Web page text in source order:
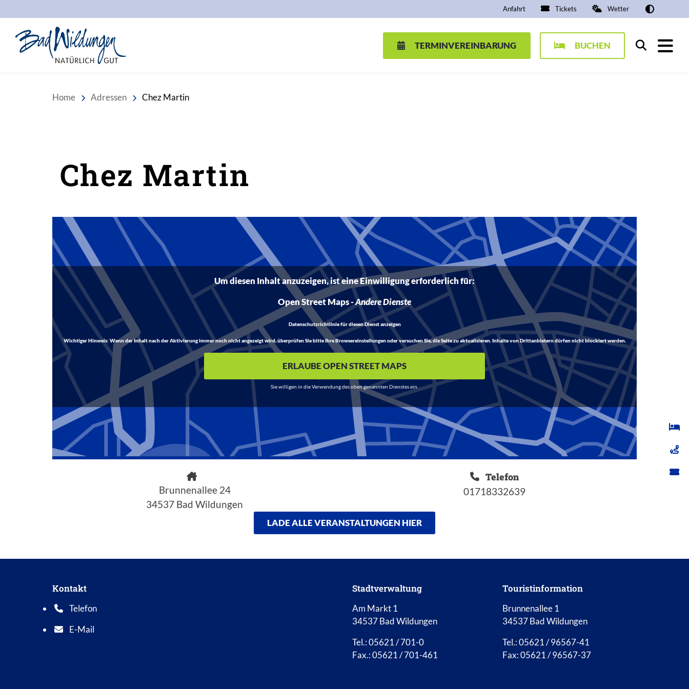
Anfahrt Tickets Wetter
TERMINVEREINBARUNG BUCHEN Suchen
Home Adressen Chez Martin
Chez Martin
Inhalt
Um diesen Inhalt anzuzeigen, ist eine Einwilligung erforderlich für:
Open Street Maps-Andere Dienste
Datenschutzrichtlinie für diesen Dienst anzeigen
Wichtiger Hinweis:Wenn der Inhalt nach der Aktivierung immer noch nicht angezeigt wird, überprüfen Sie bitte Ihre Browsereinstellungen oder versuchen Sie, die Seite zu aktualisieren. Inhalte von Drittanbietern dürfen nicht blockiert werden.
ERLAUBE OPEN STREET MAPS
Sie willigen in die Verwendung des oben genannten Dienstes ein.
Brunnenallee 24
34537 Bad Wildungen
Telefon
01718332639
LADE ALLE VERANSTALTUNGEN HIER
Kontakt
Telefon
Telefonnummer: 0 5 6 2 1 7 0 1 0
E-Mail
E-Mail Adresse: info@bad-wildungen.de
Stadtverwaltung
Am Markt 1
34537 Bad Wildungen
Tel.: 05621 / 701-0
Fax.: 05621 / 701-461
Touristinformation
Brunnenallee 1
34537 Bad Wildungen
Tel.: 05621 / 96567-41
Fax: 05621 / 96567-37